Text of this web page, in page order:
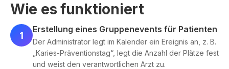
Wie es funktioniert
1
Erstellung eines Gruppenevents für Patienten
Der Administrator legt im Kalender ein Ereignis an, z. B.
„Karies-Präventionstag“, legt die Anzahl der Plätze fest
und weist den verantwortlichen Arzt zu.